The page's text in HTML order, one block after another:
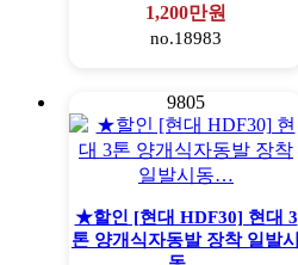
1,200만원
no.18983
9805
★할인 [현대 HDF30] 현대 3
톤 양개식자동발 장착 일발시